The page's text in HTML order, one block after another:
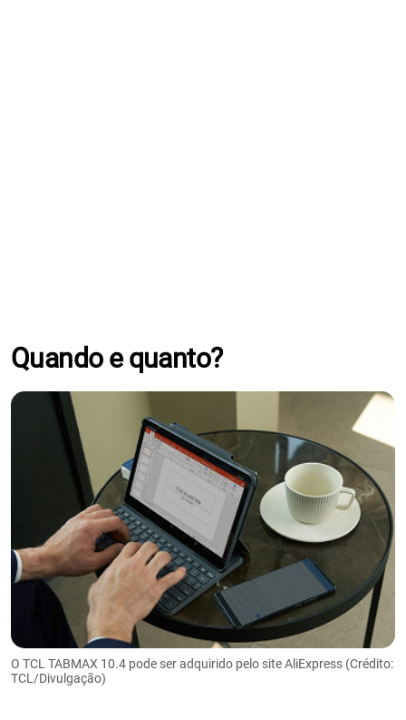
Quando e quanto?
O TCL TABMAX 10.4 pode ser adquirido pelo site AliExpress (Crédito:
TCL/Divulgação)